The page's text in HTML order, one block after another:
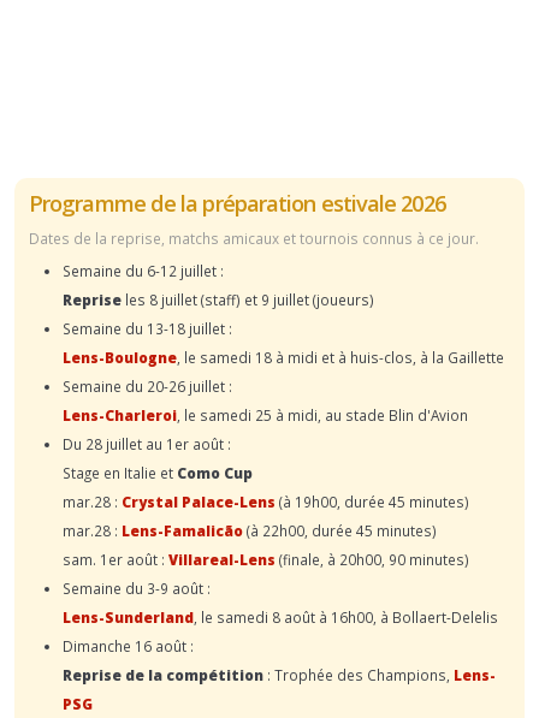
Programme de la préparation estivale 2026
Dates de la reprise, matchs amicaux et tournois connus à ce jour.
Semaine du 6-12 juillet :
Reprise les 8 juillet (staff) et 9 juillet (joueurs)
Semaine du 13-18 juillet :
Lens-Boulogne , le samedi 18 à midi et à huis-clos, à la Gaillette
Semaine du 20-26 juillet :
Lens-Charleroi , le samedi 25 à midi, au stade Blin d'Avion
Du 28 juillet au 1er août :
Stage en Italie et Como Cup
mar.28 : Crystal Palace-Lens (à 19h00, durée 45 minutes)
mar.28 : Lens-Famalicão(à 22h00, durée 45 minutes)
sam. 1er août : Villareal-Lens (finale, à 20h00, 90 minutes)
Semaine du 3-9 août :
Lens-Sunderland , le samedi 8 août à 16h00, à Bollaert-Delelis
Dimanche 16 août :
Reprise de la compétition : Trophée des Champions, Lens-
PSG